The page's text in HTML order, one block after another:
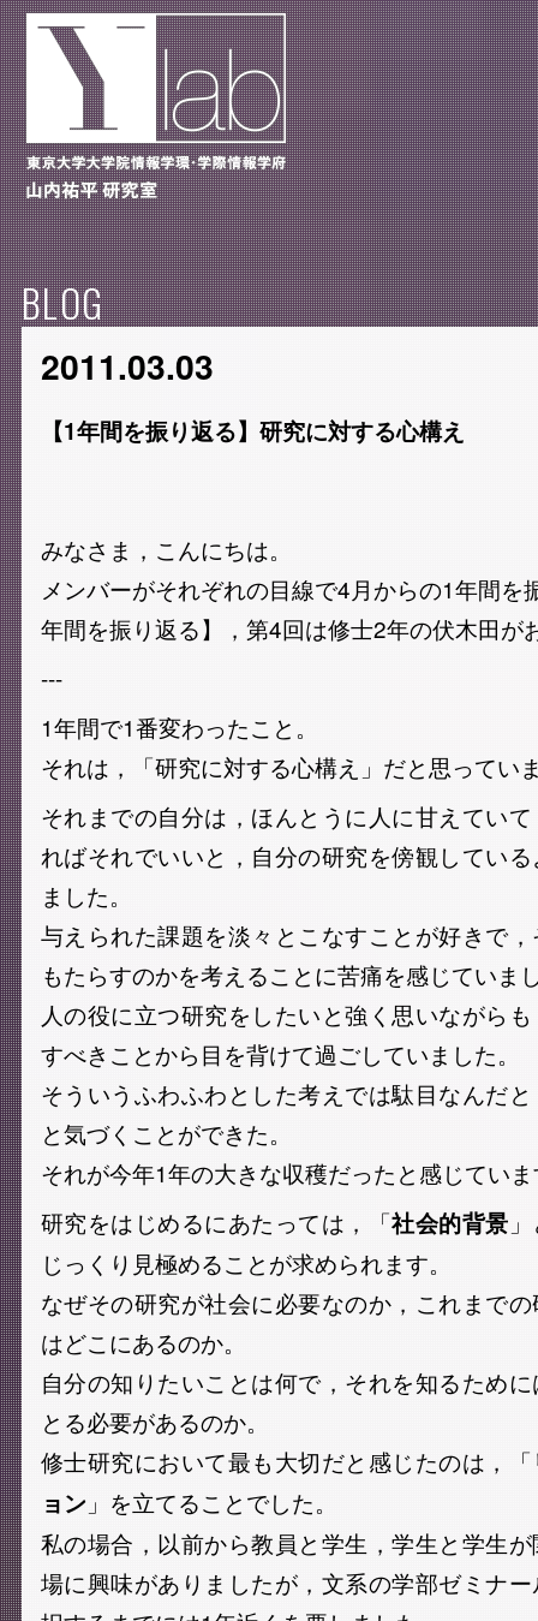
BLOG
2011.03.03
【1年間を振り返る】研究に対する心構え
みなさま，こんにちは。
メンバーがそれぞれの目線で4月からの1年間を
年間を振り返る】，第4回は修士2年の伏木田が
---
1年間で1番変わったこと。
それは，「研究に対する心構え」だと思ってい
それまでの自分は，ほんとうに人に甘えてい
ればそれでいいと，自分の研究を傍観してい
ました。
与えられた課題を淡々とこなすことが好きで
もたらすのかを考えることに苦痛を感じていま
人の役に立つ研究をしたいと強く思いながら
すべきことから目を背けて過ごしていました。
そういうふわふわとした考えでは駄目なんだ
と気づくことができた。
それが今年1年の大きな収穫だったと感じてい
研究をはじめるにあたっては，「社会的背景
じっくり見極めることが求められます。
なぜその研究が社会に必要なのか，これまで
はどこにあるのか。
自分の知りたいことは何で，それを知るため
とる必要があるのか。
修士研究において最も大切だと感じたのは，「
ョン 」を立てることでした。
私の場合，以前から教員と学生，学生と学生
場に興味がありましたが，文系の学部ゼミナ